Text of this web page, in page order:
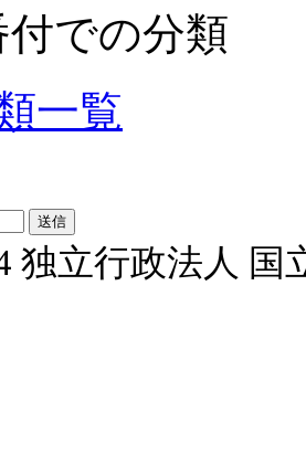
での分類
一覧
独立行政法人 国